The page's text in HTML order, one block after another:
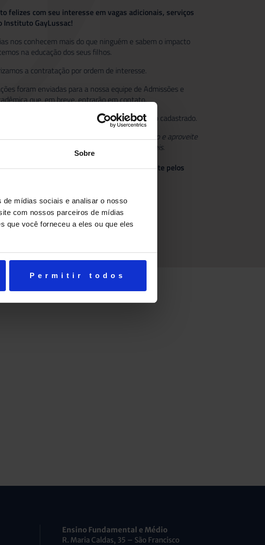
Sobre
mídias sociais e analisar o nosso
com nossos parceiros de mídias
que você forneceu a eles ou que eles
Permitir todos
felizes com seu interesse em vagas adicionais, serviços
Instituto GayLussac!
nos conhecem mais do que ninguém e sabem o impacto
na educação dos seus filhos.
a contratação por ordem de interesse.
foram enviadas para a nossa equipe de Admissões e
que, em breve, entrarão em contato.
um e-mail de confirmação para o endereço cadastrado.
verificar a caixa de Promoções ou Lixo Eletrônico e aproveite
o GayLussac à sua lista de remetentes confiáveis.
com nossa equipe de Admissões diretamente pelos
e-mail
Ensino Fundamental e Médio
R. Maria Caldas, 35 – São Francisco